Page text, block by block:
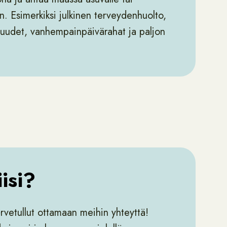
Esimerkiksi julkinen terveydenhuolto,
vanhempainpäivärahat ja paljon
ottamaan meihin yhteyttä!